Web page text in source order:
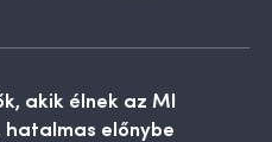
akik élnek az MI
előnybe